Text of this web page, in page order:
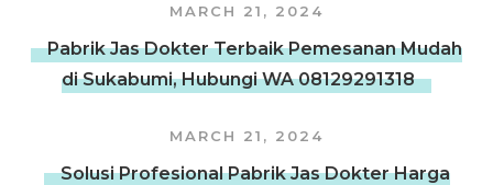
MARCH 21, 2024
Pabrik Jas Dokter Terbaik Pemesanan Mudah
di Sukabumi, Hubungi WA 08129291318
MARCH 21, 2024
Solusi Profesional Pabrik Jas Dokter Harga